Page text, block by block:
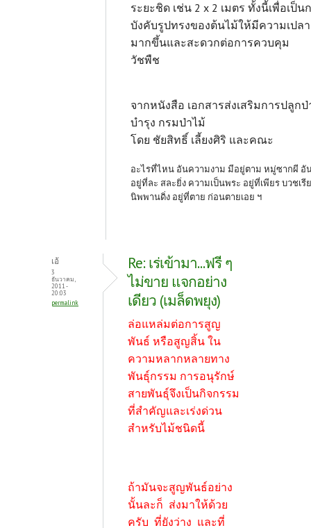
ระยะชิด เช่น 2 x 2 เมตร ทั้งนี้เพื่อเป็น
บังคับรูปทรงของต้นไม้ให้มีความเปล
มากขึ้นและสะดวกต่อการควบคุม
วัชพื
จากหนังสือ เอกสารส่งเสริมการปลูกป่
บำรุง กรมป่าไม้
โดย ชัยสิทธิ์ เลี้ยงศิริ และคณะ
อะไรที่ไหน อันความงาม มีอยู่ตาม หมู่ซากผี อั
อยู่ที่ละ สละยิ่ง ความเป็นพระ อยู่ที่เพียร บวชเรี
นิพพานดิ่ง อยู่ที่ตาย ก่อนตายเอย ฯ
เอ้
3
ธันวาคม,
2011 -
20:03
permalink
Re: เร่เข้ามา...ฟรี ๆ
ไม่ขาย แจกอย่าง
เดียว (เมล็ดพยุง)
ล่อแหล่มต่อการสูญ
พันธ์ หรือสูญสิ้น ใน
ความหลากหลายทาง
พันธุ์กรรม การอนุรักษ์
สายพันธุ์จึงเป็นกิจกรรม
ที่สำคัญและเร่งด่วน
สำหรับไม้ชนิดนี้
ถ้ามันจะสูญพันธ์อย่าง
นั้นละก็ ส่งมาให้ด้วย
ครับ ที่ยังว่าง และที่